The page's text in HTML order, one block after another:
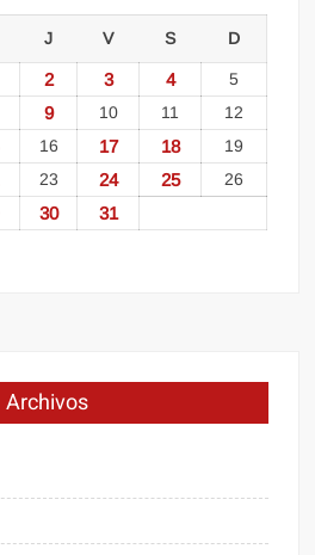
J V S D
2 3 4 5
9 10 11 12
16 17 18 19
23 24 25 26
30
31
Archivos